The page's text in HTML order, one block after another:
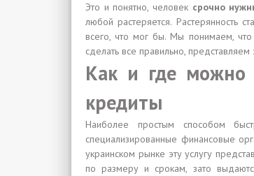
Это и понятно, человек срочно
любой растеряется. Растерянность
всего, что мог бы. Мы понимаем, что
сделать все правильно,
Как и где можно
кредиты
Наиболее простым способом
специализированные финансовые
украинском рынке эту услугу
по размеру и срокам, зато